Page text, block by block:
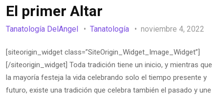
El primer Altar
Tanatología DelAngel Tanatología noviembre 4, 2022
[siteorigin_widget class=”SiteOrigin_Widget_Image_Widget”]
[/siteorigin_widget] Toda tradición tiene un inicio, y mientras que
la mayoría festeja la vida celebrando solo el tiempo presente y
futuro, existe una tradición que celebra también el pasado y une